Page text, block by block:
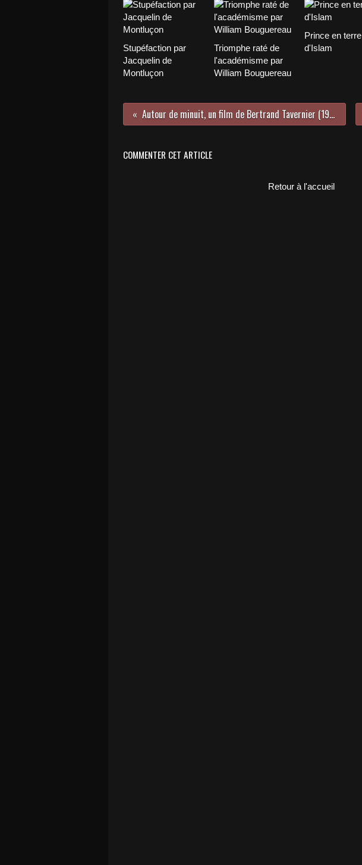
Stupéfaction par
Jacquelin de
Montluçon
Triomphe raté de
l'académisme par
William Bouguereau
Prince en terre
d'Islam
Autour de minuit, un film de Bertrand Tavernier (1986)
COMMENTER CET ARTICLE
Retour à l'accueil